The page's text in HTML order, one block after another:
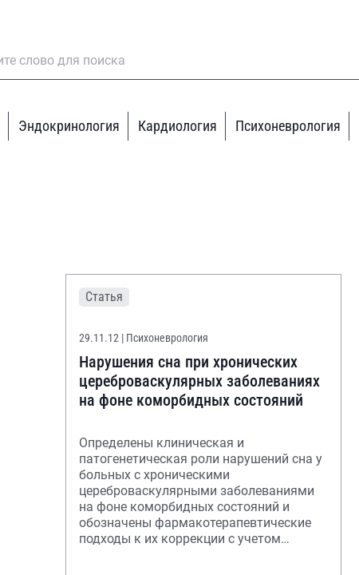
Эндокринология Кардиология Психоневрология
Статья
29.11.12 | Психоневрология
Нарушения сна при хронических
цереброваскулярных заболеваниях
на фоне коморбидных состояний
Определены клиническая и
патогенетическая роли нарушений сна у
больных с хроническими
цереброваскулярными заболеваниями
на фоне коморбидных состояний и
обозначены фармакотерапевтические
подходы к их коррекции с учетом